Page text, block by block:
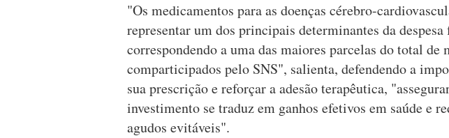
"Os medicamentos para as doenças cérebro-
representar um dos principais determinantes da
correspondendo a uma das maiores parcelas do total de
comparticipados pelo SNS", salienta, defendendo a
sua prescrição e reforçar a adesão terapêutica,
investimento se traduz em ganhos efetivos em saúde e
agudos evitáveis".